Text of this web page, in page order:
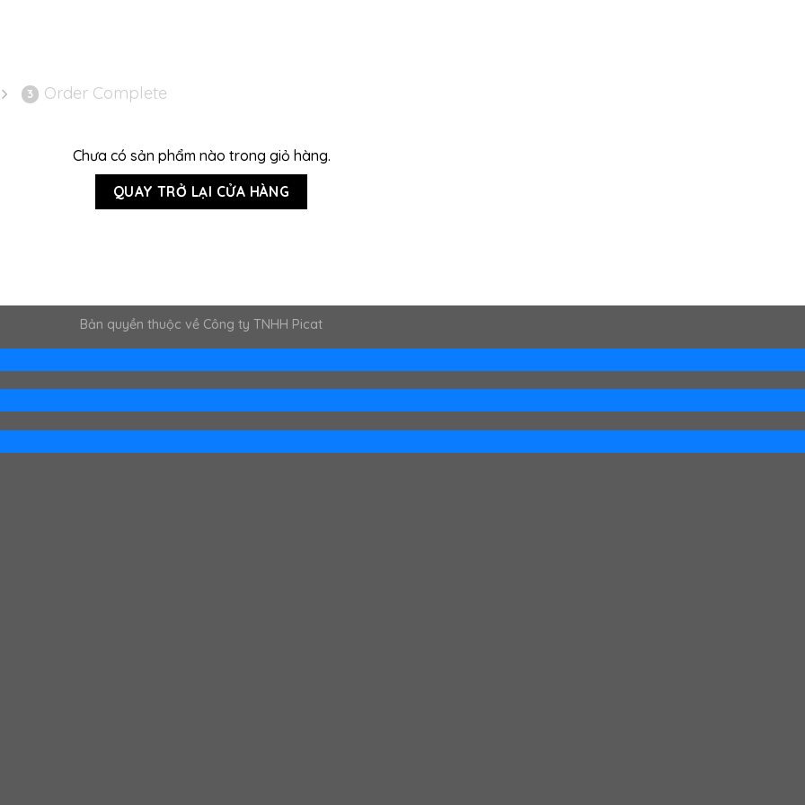
3 Order Complete
Chưa có sản phẩm nào trong giỏ hàng.
QUAY TRỞ LẠI CỬA HÀNG
Bản quyền thuộc về Công ty TNHH Picat